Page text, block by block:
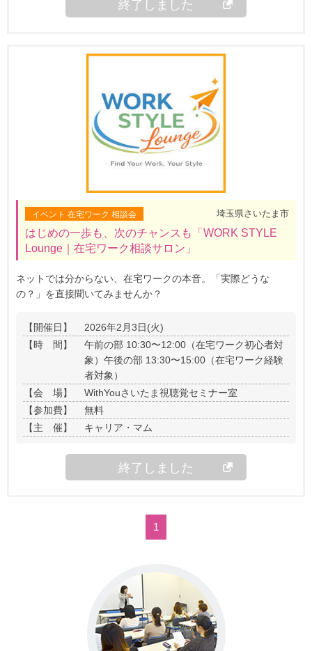
終了しました
イベント 在宅ワーク 相談会 埼玉県さいたま市
はじめの一歩も、次のチャンスも「WORK STYLE
Lounge｜在宅ワーク相談サロン」
ネットでは分からない、在宅ワークの本音。「実際どうな
の？」を直接聞いてみませんか？
【開催日】
2026年2月3日(火)
【時 間】
午前の部 10:30〜12:00（在宅ワーク初心者対
象） 午後の部 13:30〜15:00（在宅ワーク経験
者対象）
【会 場】
WithYouさいたま視聴覚セミナー室
【参加費】
無料
【主 催】
キャリア・マム
終了しました
1